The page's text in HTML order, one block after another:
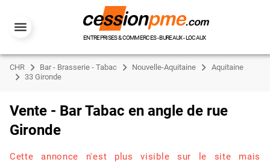
ENTREPRISES & COMMERCES - BUREAUX - LOCAUX
CHR Bar - Brasserie - Tabac Nouvelle-Aquitaine
Aquitaine
33 Gironde
Vente - Bar Tabac en angle de rue
Gironde
Cette annonce n'est plus visible sur le site mais